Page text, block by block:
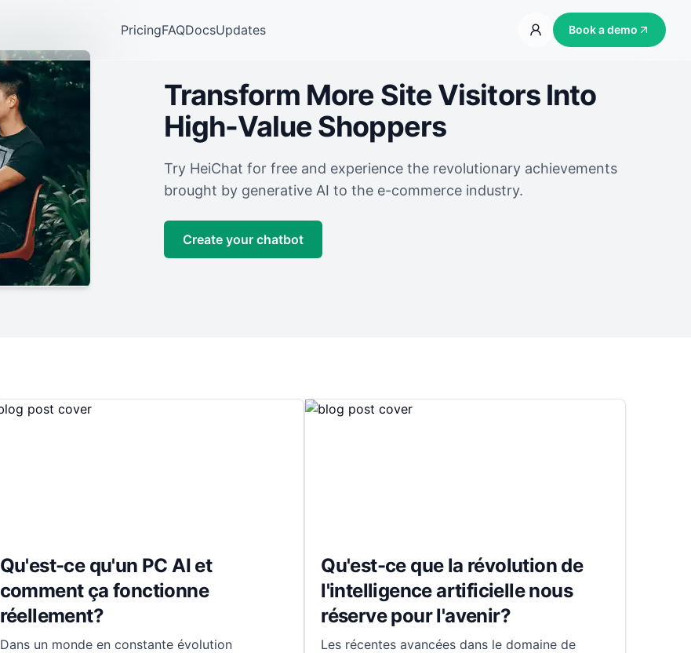
PricingFAQDocsUpdates Book a demo
Transform More Site Visitors Into
High-Value Shoppers
Try HeiChat for free and experience the revolutionary achievements
brought by generative AI to the e-commerce industry.
Create your chatbot
Qu'est-ce qu'un PC AI et
comment ça fonctionne
réellement?
Dans un monde en constante évolution
Qu'est-ce que la révolution de
l'intelligence artificielle nous
réserve pour l'avenir?
Les récentes avancées dans le domaine de